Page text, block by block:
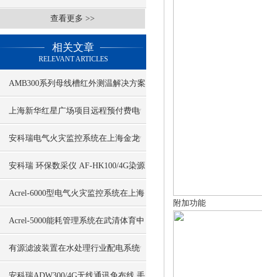
查看更多 >>
相关文章
RELEVANT ARTICLES
AMB300系列母线槽红外测温解决方案
南沙XX养殖项目案例分享
上海新华红星广场项目远程预付费电
能管理系统的设计与应用
安科瑞电气火灾监控系统在上海金龙
鱼大厦项目的应用
安科瑞 环保数采仪 AF-HK100/4G染源
在线监测数据采集传输仪
Acrel-6000型电气火灾监控系统在上海
轨道交通项目应用
Acrel-5000能耗管理系统在武清体育中
心项目的应用
有源滤波装置在水处理行业配电系统
中的应用
附加功能